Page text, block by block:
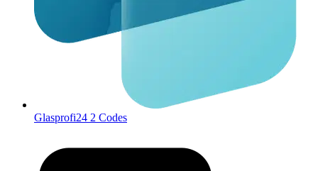
Glasprofi24 2 Codes